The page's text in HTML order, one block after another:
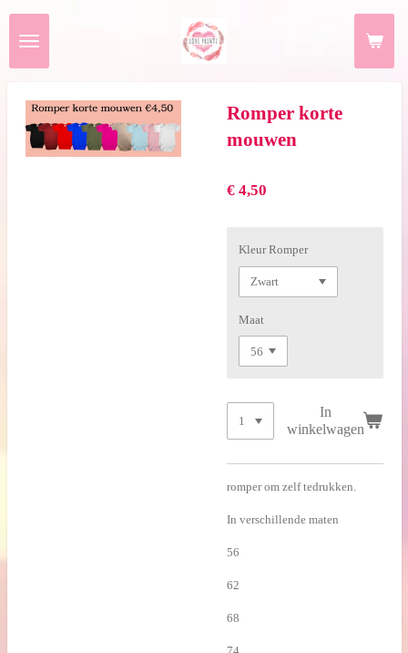
Ga
direct
hoofdinhoud
Romper korte
mouwen
€ 4,50
Kleur Romper
Maat
In
winkelwagen
romper om zelf tedrukken.
In verschillende maten
56
62
68